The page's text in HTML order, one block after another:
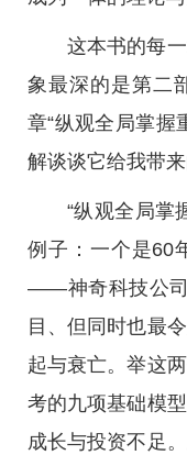
这本书的每
象最深的是第二
章“纵观全局掌握
解谈谈它给我带来
“纵观全局掌
例子：一个是60
——神奇科技公司
目、但同时也最
起与衰亡。举这
考的九项基础模
成长与投资不足